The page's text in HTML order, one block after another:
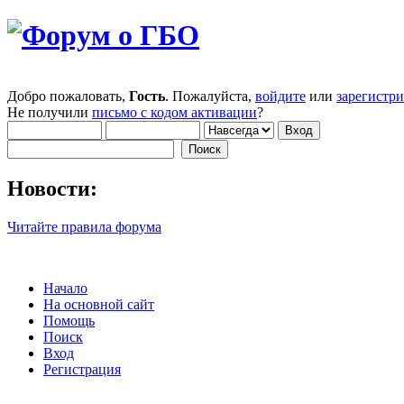
Добро пожаловать, Гость. Пожалуйста, войдите или
Не получили письмо с кодом активации?
Новости:
Читайте правила форума
Начало
На основной сайт
Помощь
Поиск
Вход
Регистрация